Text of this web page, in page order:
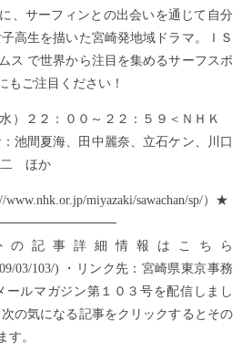
、サーフィンとの出会いを通じて自分
高生を描いた宮崎発地域ドラマ。ＩＳ
ス で世界から注目を集めるサーフスポ
もご注目ください！
）２２：００～２２：５９＜ＮＨＫ
池間夏海、田中麗奈、立石ケン、川口
二 ほか
miyazaki/sawachan/sp/）★
記事詳細情報はこちら
03/103/) ・リンク先：宮崎県東京事務
ールマガジン第１０３号を配信しまし
の気になる記事をクリックするとその
す。